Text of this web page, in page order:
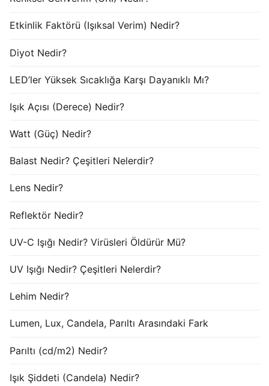
Etkinlik Faktörü (Işıksal Verim) Nedir?
Diyot Nedir?
LED’ler Yüksek Sıcaklığa Karşı Dayanıklı Mı?
Işık Açısı (Derece) Nedir?
Watt (Güç) Nedir?
Balast Nedir? Çeşitleri Nelerdir?
Lens Nedir?
Reflektör Nedir?
UV-C Işığı Nedir? Virüsleri Öldürür Mü?
UV Işığı Nedir? Çeşitleri Nelerdir?
Lehim Nedir?
Lumen, Lux, Candela, Parıltı Arasındaki Fark
Parıltı (cd/m2) Nedir?
Işık Şiddeti (Candela) Nedir?